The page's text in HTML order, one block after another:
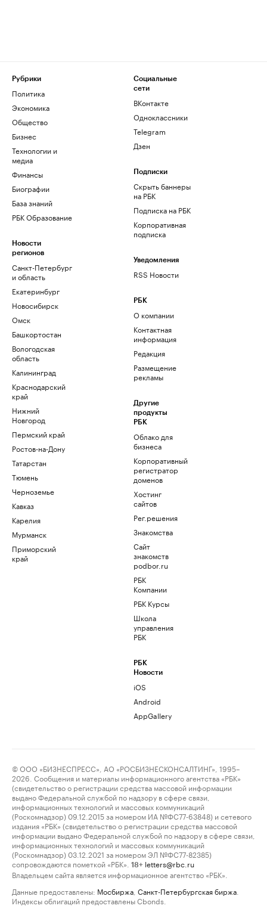
Рубрики
Политика
Экономика
Общество
Бизнес
Технологии и
медиа
Финансы
Биографии
База знаний
РБК Образование
Новости
регионов
Санкт-Петербург
и область
Екатеринбург
Новосибирск
Омск
Башкортостан
Вологодская
область
Калининград
Краснодарский
край
Нижний
Новгород
Пермский край
Ростов-на-Дону
Татарстан
Тюмень
Черноземье
Кавказ
Карелия
Мурманск
Приморский
край
Социальные
сети
ВКонтакте
Одноклассники
Telegram
Дзен
Подписки
Скрыть баннеры
на РБК
Подписка на РБК
Корпоративная
подписка
Уведомления
RSS Новости
РБК
О компании
Контактная
информация
Редакция
Размещение
рекламы
Другие
продукты
РБК
Облако для
бизнеса
Корпоративный
регистратор
доменов
Хостинг
сайтов
Рег.решения
Знакомства
Сайт
знакомств
podbor.ru
РБК
Компании
РБК Курсы
Школа
управления
РБК
РБК
Новости
iOS
Android
AppGallery
© ООО «БИЗНЕСПРЕСС», АО «РОСБИЗНЕСКОНСАЛТИНГ», 1995–
2026. Сообщения и материалы информационного агентства «РБК»
(свидетельство о регистрации средства массовой информации
выдано Федеральной службой по надзору в сфере связи,
информационных технологий и массовых коммуникаций
(Роскомнадзор) 09.12.2015 за номером ИА №ФС77-63848) и сетевого
издания «РБК» (свидетельство о регистрации средства массовой
информации выдано Федеральной службой по надзору в сфере связи,
информационных технологий и массовых коммуникаций
(Роскомнадзор) 03.12.2021 за номером ЭЛ №ФС77-82385)
сопровождаются пометкой «РБК».
18+ letters@rbc.ru
Владельцем сайта является информационное агентство «РБК».
Данные предоставлены: Мосбиржа Санкт-Петербургская биржа
Индексы облигаций предоставлены Cbonds.